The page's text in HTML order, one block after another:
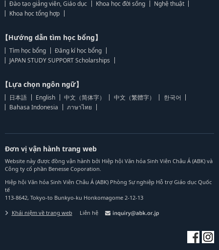
Đào tạo giảng viên, Giáo dục
Khoa học đời sống
Nghệ thuật
Khoa học tổng hợp
【Hướng dẫn tìm học bổng】
Tìm học bổng
Đăng kí học bổng
JAPAN STUDY SUPPORT Scholarships
【Lựa chọn ngôn ngữ】
日本語 English 中文（简体字） 中文（繁體字）
한국어
Bahasa Indonesia
ภาษาไทย
Đơn vị vận hành trang web
Website này được đồng vận hành bởi Hiệp hội Văn hóa Sinh Viên Châu Á (ABK) và
Công ty cổ phần Benesse Coporation.
Hiệp hội Văn hóa Sinh Viên Châu Á (ABK) Phòng Sự nghiệp Hỗ trợ Giáo dục Quốc
tế
113-8642, Tokyo-to Bunkyo-ku Honkomagome 2-12-13
Khái niệm về trang web Liên hệ